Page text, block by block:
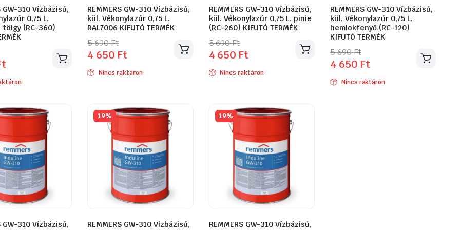
GW-310 Vízbázisú,
0,75 L.
(RC-360)
REMMERS GW-310 Vízbázisú,
kül. Vékonylazúr 0,75 L.
RAL7006 KIFUTÓ TERMÉK
5 690Ft
Original
price
was:
4 650 Ft
Current
price
is: Nincs raktáron
REMMERS GW-310 Vízbázisú,
kül. Vékonylazúr 0,75 L. pinie
(RC-260) KIFUTÓ TERMÉK
5 690Ft
Original
price
was:
4 650 Ft
Current
price
is: Nincs raktáron
REMMERS GW-310 Vízbázisú,
kül. Vékonylazúr 0,75 L.
hemlokfenyő (RC-120)
KIFUTÓ TERMÉK
5 690Ft
Original
price
was:
4 650 Ft
Current
price
is: Nincs raktáron
GW-310 Vízbázisú,
19%
REMMERS GW-310 Vízbázisú,
19%
REMMERS GW-310 Vízbázisú,